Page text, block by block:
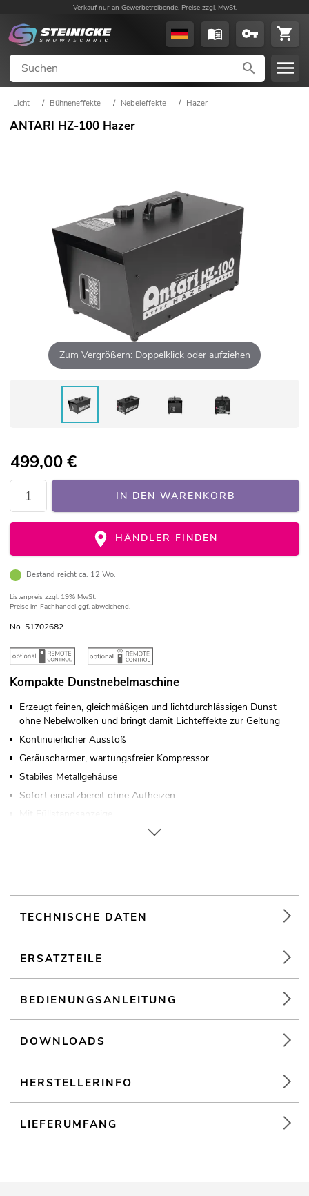
Verkauf nur an Gewerbetreibende. Preise zzgl. MwSt.
Licht / Bühneneffekte / Nebeleffekte / Hazer
ANTARI HZ-100 Hazer
Zum Vergrößern: Doppelklick oder aufziehen
499,00€
IN DEN WARENKORB
HÄNDLER FINDEN
Bestand reicht ca. 12 Wo.
Listenpreis zzgl. 19% MwSt.
Preise im Fachhandel ggf. abweichend.
No. 51702682
Kompakte Dunstnebelmaschine
Erzeugt feinen, gleichmäßigen und lichtdurchlässigen Dunst
ohne Nebelwolken und bringt damit Lichteffekte zur Geltung
Kontinuierlicher Ausstoß
Geräuscharmer, wartungsfreier Kompressor
Stabiles Metallgehäuse
Sofort einsatzbereit ohne Aufheizen
Mit Füllstandsanzeige
Betrieb mit Nebelfluid auf Ölbasis
Verleiher
Einsatzmöglichkeit: Stehend
TECHNISCHE DATEN
ERSATZTEILE
BEDIENUNGSANLEITUNG
DOWNLOADS
HERSTELLERINFO
LIEFERUMFANG